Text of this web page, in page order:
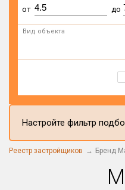
от до
Вид объекта
Настройте фильтр
Реестр застройщиков Бренд